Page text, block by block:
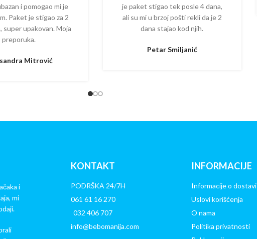
i pomogao mi je
Paket je stigao za 2
super upakovan. Moja
preporuka.
Mitrović
je paket stigao tek posle 4 dana,
ali su mi u brzoj pošti rekli da je 2
dana stajao kod njih.
Petar Smiljanić
i
mi
KONTAKT
PODRŠKA 24/7H
061 61 16 270
032 406 707
info@bebomanija.com
INFORMACIJE
Informacije o dostavi
Uslovi korišćenja
O nama
Politika privatnosti
Reklamacije